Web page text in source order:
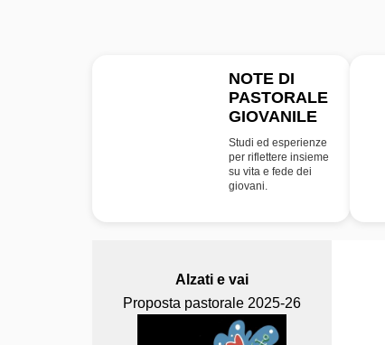
NOTE DI
PASTORALE
GIOVANILE
Studi ed esperienze
per riflettere insieme
su vita e fede dei
giovani.
Alzati e vai
Proposta pastorale 2025-26